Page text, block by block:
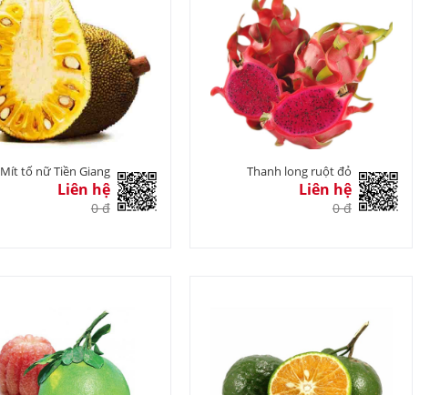
Mít tố nữ Tiền Giang
Liên hệ
0 đ
Thanh long ruột đỏ
Liên hệ
0 đ